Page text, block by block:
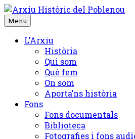
Skip
to
content
Menu
L’Arxiu
Història
Qui som
Què fem
On som
Aporta’ns història
Fons
Fons documentals
Biblioteca
Fotografies i fons